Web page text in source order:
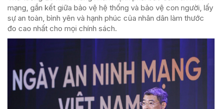
mạng, gắn kết giữa bảo vệ hệ thống và bảo vệ con người, lấy
sự an toàn, bình yên và hạnh phúc của nhân dân làm thước
đo cao nhất cho mọi chính sách.